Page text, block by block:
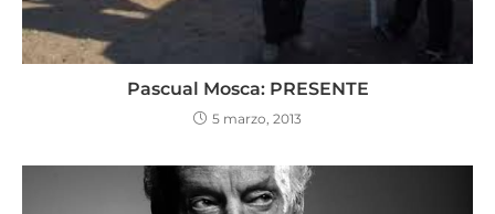
Pascual Mosca: PRESENTE
5 marzo, 2013